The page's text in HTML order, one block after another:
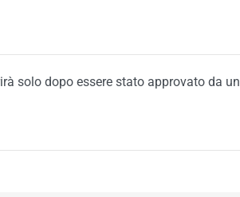
pubblico
di qualsiasi cittadino
di qualsiasi razza, popolo, cultura,
buon costume o contenenti
politica, di partito o di fazione, che
solo dopo essere stato approvato da un